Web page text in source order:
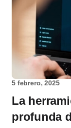
5 febrero, 2025
La
profunda